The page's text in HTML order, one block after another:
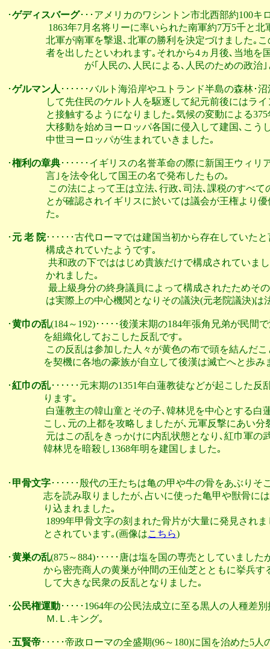
･ゲディスバーグ･･･アメリカのワシントン市北西部約100
1863年7月名将リーに率いられた南軍約7万5千
北軍が南軍を撃退､北軍の勝利を決定づけまし
者を出したといわれます｡それから4ヵ月後､当
が｢人民の､人民による､人民のための政治｣とい
･ゲルマン人 ･･････バルト海沿岸やユトランド半島の森林･
して先住民のケルト人を駆逐して紀元前後には
と接触するようになりました｡気候の変動によ
大移動を始めヨーロッパ各国に侵入して建国､
                 中世ヨーロッパが生まれていきました｡
･権利の章典･･････イギリスの名誉革命の際に新国王ウィ
                 言｣を法令化して国王の名で発布したもの｡
この法によって王は立法､行政､司法､課税のす
とが確認されイギリスに於いては議会が王権よ
                 た｡
･ 元 老 院･･････古代ローマでは建国当初から存在していた
                 構成されていたようです｡
共和政の下でははじめ貴族だけで構成されて
                 かれました｡
最上級身分の終身議員によって構成されたた
は実際上の中心機関となりその議決(元老院議決
･黄巾の乱(184～192)･････後漢末期の184年張角兄弟が民間
                を組織化しておこした反乱です｡
この反乱は参加した人々が黄色の布で頭を結ん
を契機に各地の豪族が自立して後漢は滅亡へと歩
･紅巾の乱･･････元末期の1351年白蓮教徒などが起こした
                ります｡
白蓮教主の韓山童とその子､韓林児を中心とす
こし､元の上都を攻略しましたが､元軍反撃にあい
元はこの乱をきっかけに内乱状態となり､紅巾
                韓林児を暗殺し1368年明を建国しました｡
･ 甲骨文字･･････殷代の王たちは亀の甲や牛の骨をあぶり
志を読み取りましたが､占いに使った亀甲や獣
                り込まれました｡
1899年甲骨文字の刻まれた骨片が大量に発見さ
                とされています｡(画像は
こちら)
･黄巣の乱(875～884)･････唐は塩を国の専売としていまし
から密売商人の黄巣が仲間の王仙芝とともに挙
                して大きな民衆の反乱となりました｡
･公民権運動･････1964年の公民法成立に至る黒人の人種差
                 Ｍ.Ｌ.キング｡
･ 五賢帝･････帝政ローマの全盛期(96～180)に国を治めた5